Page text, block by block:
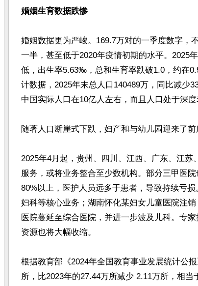
婚姻生育数据跌惨
婚姻数据更为严峻。169.7万对的一季度数字，
一半，甚至低于2020年疫情初期的水平。2025
低，出生率5.63‰，总和生育率跌破1.0，约在
计数据，2025年末总人口140489万，同比减少
中国实际人口在10亿人左右，而且人口处于深度
随著人口断崖式下跌，妇产和与幼儿园迎来了前
2025年4月起，贵州、四川、江西、广东、江
服务，或将业务整合至少数机构。部分三甲医
80%以上，医护人员远多于患者，导致持续亏
妇科等核心业务；湖南怀化某妇女儿童医院注
医院蔓延至综合医院，并进一步波及儿科。专
资源也将大幅收缩。
根据教育部《2024年全国教育事业发展统计公
所，比2023年的27.44万所减少 2.11万所，相